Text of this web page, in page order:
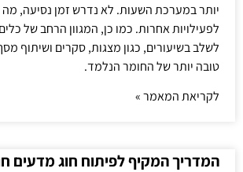
יותר במערכת השעות. לא נדרש זמן נסיעה, מה
לפעילויות אחרות. כמו כן, המגוון הרחב של כלים
לשלב בשיעורים, כגון מצגות, סקרים ושיתוף
טובה יותר של החומר הנלמד.
לקריאת המאמר »
המדריך המקיף לפיתוח חוג מדעים